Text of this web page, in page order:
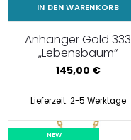
IN DEN WARENKORB
Anhänger Gold 333
„Lebensbaum“
145,00 €
Lieferzeit: 2-5 Werktage
NEW